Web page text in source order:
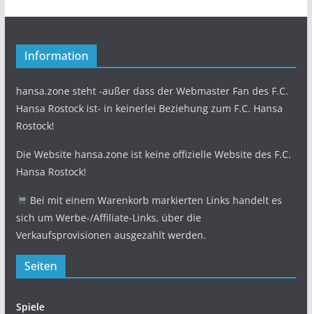
Information
hansa.zone steht -außer dass der Webmaster Fan des F.C.
Hansa Rostock ist- in keinerlei Beziehung zum F.C. Hansa
Rostock!
Die Website hansa.zone ist keine offizielle Website des F.C.
Hansa Rostock!
Bei mit einem Warenkorb markierten Links handelt es
sich um Werbe-/Affiliate-Links, über die
Verkaufsprovisionen ausgezahlt werden.
Seiten
Spiele